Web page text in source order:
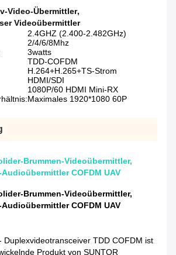
Video-Übermittler,
Videoübermittler
2.4GHZ (2.400-2.482GHz)
2/4/6/8Mhz
3watts
TDD-COFDM
H.264+H.265+TS-Strom
HDMI/SDI
1080P/60 HDMI Mini-RX
Maximales 1920*1080 60P
Brummen-Videoübermittler,
COFDM UAV
Brummen-Videoübermittler,
COFDM UAV
Duplexvideotransceiver TDD COFDM ist
Produkt von SUNTOR